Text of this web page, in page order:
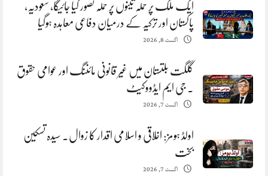
ایک ملک پر حملہ تینوں پر حملہ تصور کیا جائیگا، سعودیہ،
پاکستان اور ترکیہ کے درمیان دفاعی معاہدہ ہوگیا
اگست 8, 2026
گلگت بلتستان میں غیر قانونی مائننگ اور عوامی حقوق
. جی ایم ایڈووکیٹ
اگست 7, 2026
اولڈ ہومز: اخلاقی و اسلامی اقدار کا زوال. سیدہ تسکین
بخت
اگست 7, 2026